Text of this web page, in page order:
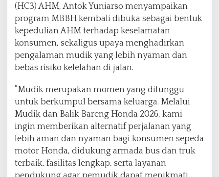
(HC3) AHM, Antok Yuniarso menyampaikan
program MBBH kembali dibuka sebagai bentuk
kepedulian AHM terhadap keselamatan
konsumen, sekaligus upaya menghadirkan
pengalaman mudik yang lebih nyaman dan
bebas risiko kelelahan di jalan.
”Mudik merupakan momen yang ditunggu
untuk berkumpul bersama keluarga. Melalui
Mudik dan Balik Bareng Honda 2026, kami
ingin memberikan alternatif perjalanan yang
lebih aman dan nyaman bagi konsumen sepeda
motor Honda, didukung armada bus dan truk
terbaik, fasilitas lengkap, serta layanan